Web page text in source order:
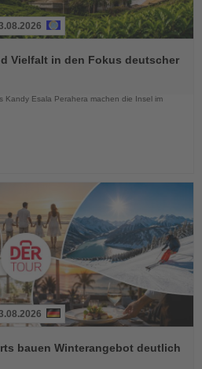
Vielfalt in den Fokus deutscher
Kandy Esala Perahera machen die Insel im
bauen Winterangebot deutlich